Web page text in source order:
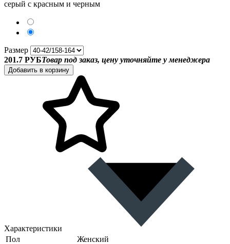
серый с красным и черным
Размер
201.7 РУБТовар под заказ, цену уточняйте у менеджера
Добавить в корзину
Характеристики
Пол
Женский